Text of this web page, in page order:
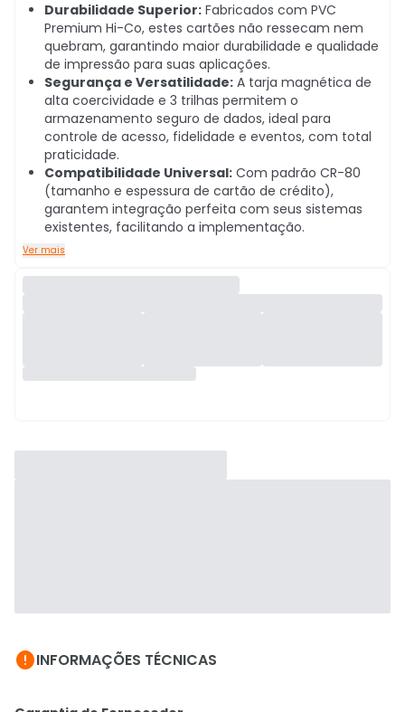
Durabilidade Superior: Fabricados com PVC
Premium Hi-Co, estes cartões não ressecam nem
quebram, garantindo maior durabilidade e qualidade
de impressão para suas aplicações.
Segurança e Versatilidade: A tarja magnética de
alta coercividade e 3 trilhas permitem o
armazenamento seguro de dados, ideal para
controle de acesso, fidelidade e eventos, com total
praticidade.
Compatibilidade Universal: Com padrão CR-80
(tamanho e espessura de cartão de crédito),
garantem integração perfeita com seus sistemas
existentes, facilitando a implementação.
Ver mais
INFORMAÇÕES TÉCNICAS